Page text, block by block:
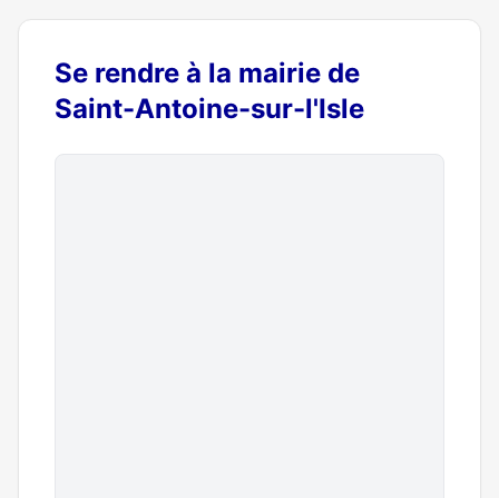
Se rendre à la mairie de
Saint-Antoine-sur-l'Isle